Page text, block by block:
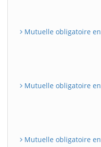
Mutuelle obligatoire
Mutuelle obligatoire
Mutuelle obligatoire